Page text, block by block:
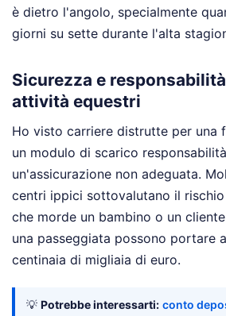
è dietro l'angolo, specialmente
giorni su sette durante l'alta
Sicurezza e
attività equestri
Ho visto carriere distrutte per una
un modulo di scarico
un'assicurazione non adeguata.
centri ippici sottovalutano il
che morde un bambino o un
una passeggiata possono portare
centinaia di migliaia di euro.
💡 Potrebbe interessarti: conto